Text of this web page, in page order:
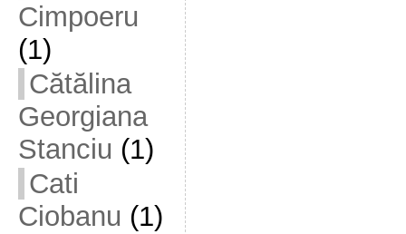
Cimpoeru
(1)
Cătălina
Georgiana
Stanciu (1)
Cati
Ciobanu (1)